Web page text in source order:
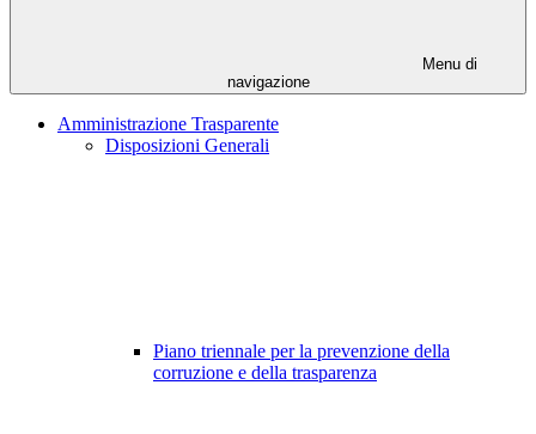
Menu di
navigazione
Amministrazione Trasparente
Disposizioni Generali
Piano triennale per la prevenzione della
corruzione e della trasparenza